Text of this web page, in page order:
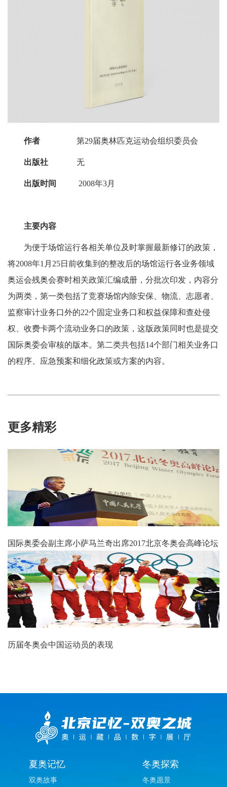
作者 第29届奥林匹克运动会组织委员会
出版社 无
出版时间 2008年3月
主要内容
为便于场馆运行各相关单位及时掌握最新修订的政策，
将2008年1月25日前收集到的整改后的场馆运行各业务领域
奥运会残奥会赛时相关政策汇编成册，分批次印发，内容分
为两类，第一类包括了竞赛场馆内除安保、物流、志愿者、
监察审计业务口外的22个固定业务口和权益保障和查处侵
权、收费卡两个流动业务口的政策，这版政策同时也是提交
国际奥委会审核的版本。第二类共包括14个部门相关业务口
的程序、应急预案和细化政策或方案的内容。
更多精彩
国际奥委会副主席小萨马兰奇出席2017北京冬奥会高峰论坛
历届冬奥会中国运动员的表现
夏奥记忆
双奥故事
冬奥探索
冬奥愿景